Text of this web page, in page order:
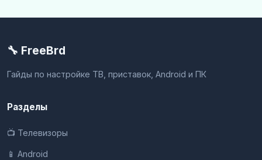
🔧 FreeBrd
Гайды по настройке ТВ, приставок, Android и ПК
Разделы
📺 Телевизоры
📱 Android